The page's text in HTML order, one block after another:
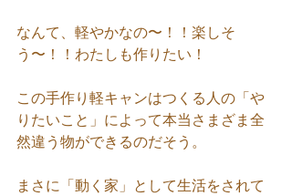
なんて、軽やかなの〜！！楽しそ
う〜！！わたしも作りたい！
この手作り軽キャンはつくる人の「や
りたいこと」によって本当さまざま全
然違う物ができるのだそう。
まさに「動く家」として生活をされて